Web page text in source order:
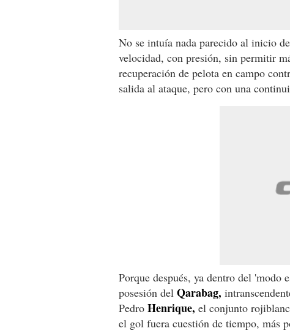
No se intuía nada parecido al inicio
velocidad, con presión, sin permitir
recuperación de pelota en campo
salida al ataque, pero con una
Porque después, ya dentro del 'modo
posesión del Qarabag,
Pedro Henrique, el conjunto
el gol fuera cuestión de tiempo, más